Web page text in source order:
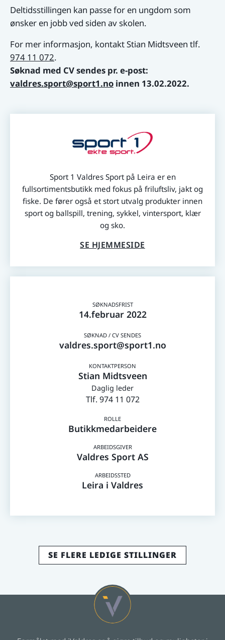
14.februar 2022
valdres.sport@sport1.no
Stian Midtsveen
Daglig leder
974 11 072
Butikkmedarbeidere
Valdres Sport AS
Leira i Valdres
Deltidsstillingen kan passe for en ungdom som
ønsker en jobb ved siden av skolen.
For mer informasjon, kontakt Stian Midtsveen tlf.
974 11 072.
Søknad med CV sendes pr. e-post:
valdres.sport@sport1.no innen 13.02.2022.
Sport 1 Valdres Sport på Leira er en
fullsortimentsbutikk med fokus på friluftsliv, jakt og
fiske. De fører også et stort utvalg produkter innen
sport og ballspill, trening, sykkel, vintersport, klær
og sko.
SE HJEMMESIDE
SE FLERE LEDIGE STILLINGER